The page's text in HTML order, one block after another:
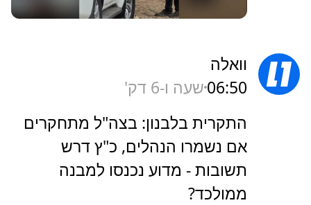
וואלה
06:50שעה ו-6 דק'
התקרית בלבנון: בצה"ל מתחקרים
אם נשמרו הנהלים, כ"ץ דרש
תשובות - מדוע נכנסו למבנה
ממולכד?